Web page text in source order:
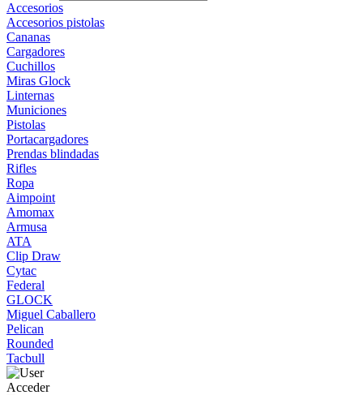
Accesorios
Accesorios pistolas
Cananas
Cargadores
Cuchillos
Miras Glock
Linternas
Municiones
Pistolas
Portacargadores
Prendas blindadas
Rifles
Ropa
Aimpoint
Amomax
Armusa
ATA
Clip Draw
Cytac
Federal
GLOCK
Miguel Caballero
Pelican
Rounded
Tacbull
Acceder